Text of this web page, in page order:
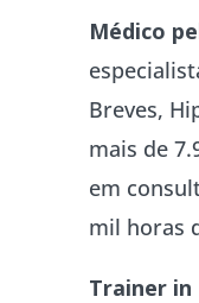
Médico
Breves,
mais de
em
mil horas
Trainer